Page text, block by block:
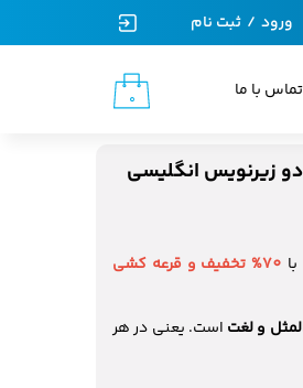
تماس با ما ۰
ورود / ثبت نام
تغییر گذر واژه
زیرنویس انگلیسی
70% تخفیف و قرعه کشی
است. یعنی در هر